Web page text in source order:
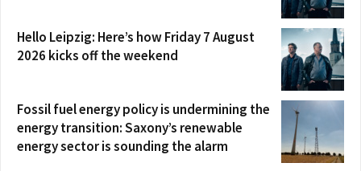
Hello Leipzig: Here’s how Friday 7 August
2026 kicks off the weekend
Fossil fuel energy policy is undermining the
energy transition: Saxony’s renewable
energy sector is sounding the alarm